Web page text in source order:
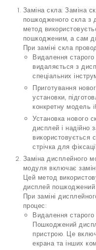
Заміна скла: Заміна
пошкодженого скла з
метод
пошкодженим, а сам
При заміні скла
Видалення
видаляється з
спеціальних
Приготування
установки,
конкретну модель
Установка нового
дисплей і надійно
використовується
стрічка для
Заміна дисплейного
модуля включає
Цей метод
дисплей
При заміні
процес:
Видалення
Пошкоджений
пристрою. Це
екрана та інших